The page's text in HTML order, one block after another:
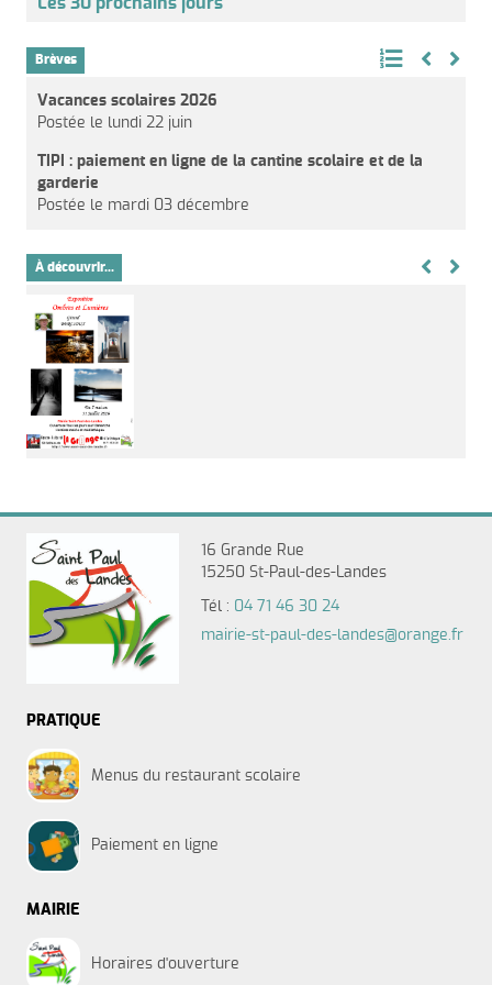
Les 30 prochains jours
Brèves
Vacances scolaires 2026
Postée le lundi 22 juin
TIPI : paiement en ligne de la cantine scolaire et de la
garderie
Postée le mardi 03 décembre
À découvrir...
16 Grande Rue
15250 St-Paul-des-Landes
Tél : 04 71 46 30 24
mairie-st-paul-des-landes@orange.fr
PRATIQUE
Menus du restaurant scolaire
Paiement en ligne
MAIRIE
Horaires d'ouverture